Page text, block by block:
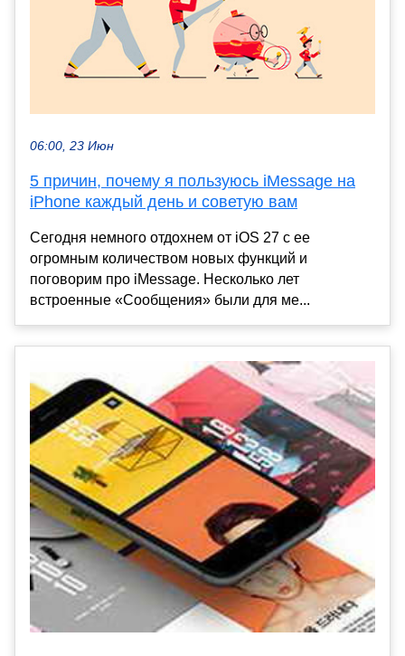
06:00, 23 Июн
5 причин, почему я пользуюсь iMessage на
iPhone каждый день и советую вам
Сегодня немного отдохнем от iOS 27 с ее
огромным количеством новых функций и
поговорим про iMessage. Несколько лет
встроенные «Сообщения» были для ме...